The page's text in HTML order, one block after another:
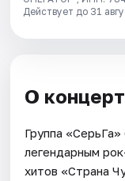
Действует до 31
О
Группа
легендарным
хитов «Страна